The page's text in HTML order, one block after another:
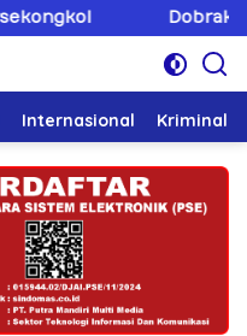
Dobrak Imunitas Elit,
Internasional Kriminal